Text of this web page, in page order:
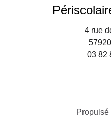
4 rue
03 82
Propulsé